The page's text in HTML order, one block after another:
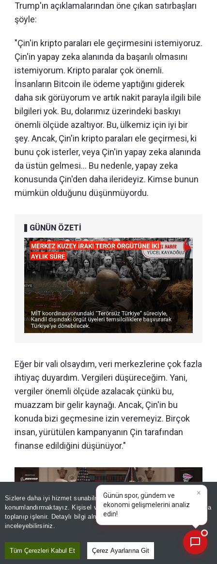
Sizlere daha iyi hizmet sunabilmek adına sitemizdeçerez
konumlandırmaktayız. Kişisel verileriniz, KVKK ve GDPR kapsamında
toplanıp işlenir. Detaylı bilgi almak için
inceleyebilirsiniz.
Tüm Çerezleri Kabul Et Çerez Ayarlarına Git
Trump'ın açıklamalarından öne çıkan satırbaşları
şöyle:
"Çin'in kripto paraları ele geçirmesini istemiyoruz.
Çin'in yapay zeka alanında da başarılı olmasını
istemiyorum. Kripto paralar çok önemli.
İnsanların Bitcoin ile ödeme yaptığını giderek
daha sık görüyorum ve artık nakit parayla ilgili bile
bilgileri yok. Bu, dolarımız üzerindeki baskıyı
önemli ölçüde azaltıyor. Bu, ülkemiz için iyi bir
şey. Ancak, Çin'in kripto paraları ele geçirmesi, ki
bunu çok isterler, veya Çin'in yapay zeka alanında
da üstün gelmesi... Bu nedenle, yapay zeka
konusunda Çin'den daha ilerideyiz. Kimse bunun
mümkün olduğunu düşünmüyordu.
GÜNÜN ÖZETİ
Eğer bir vali olsaydım, veri merkezlerine çok fazla
ihtiyaç duyardım. Vergileri düşüreceğim. Yani,
vergiler önemli ölçüde azalacak çünkü bu,
muazzam bir gelir kaynağı. Ancak, Çin'in bu
konuda bizi geçmesine izin veremeyiz. Birçok
insan, yürütülen kampanyanın Çin tarafından
finanse edildiğini düşünüyor."
×
Günün spor, gündem ve
ekonomi gelişmelerini analiz
edin!